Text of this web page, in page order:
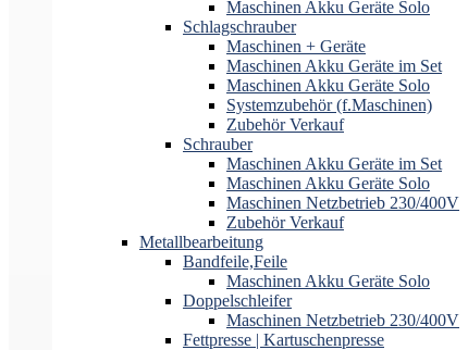
Maschinen Akku Geräte Solo
Schlagschrauber
Maschinen + Geräte
Maschinen Akku Geräte im Set
Maschinen Akku Geräte Solo
Systemzubehör (f.Maschinen)
Zubehör Verkauf
Schrauber
Maschinen Akku Geräte im Set
Maschinen Akku Geräte Solo
Maschinen Netzbetrieb 230/400V
Zubehör Verkauf
Metallbearbeitung
Bandfeile,Feile
Maschinen Akku Geräte Solo
Doppelschleifer
Maschinen Netzbetrieb 230/400V
Fettpresse | Kartuschenpresse